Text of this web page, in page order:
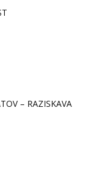
– RAZISKAVA